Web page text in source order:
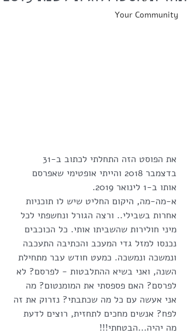
Your Community
בדצמבר 2018 והייתי אופטימי שאפרסם
אותו ב-1 לינואר 2019.
א-מה-מה, היקום החליט שיש לו תוכניות
אחרות בשבילי.. ורצה הגורל ונחשפתי לכל
מיני חולירות שהשביתו אותי. כל הכוכבים
נכנסו למזל גדי המעכב והכתיבה התעכבה
ונמשכה ונמשכה. כמעט חודש עבר מתחילת
השנה, ואני בשיא ההתלבטות - לפרסם? לא
לפרסם? האם פספסתי את המומנטום? מה
אני אעשה עם כל מה שכתבתי? נזרוק את זה
לפח? אנשים מחכים לתחזית, רוצים לדעת
מה יהיה...הבטחתי!!!